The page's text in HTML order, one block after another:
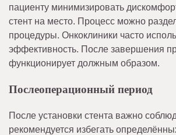
пациенту минимизировать
стент на место. Процесс можно
процедуры. Онкоклиники часто
эффективность. После завершения
функционирует должным образом.
Послеоперационный период
После установки стента важно
рекомендуется избегать